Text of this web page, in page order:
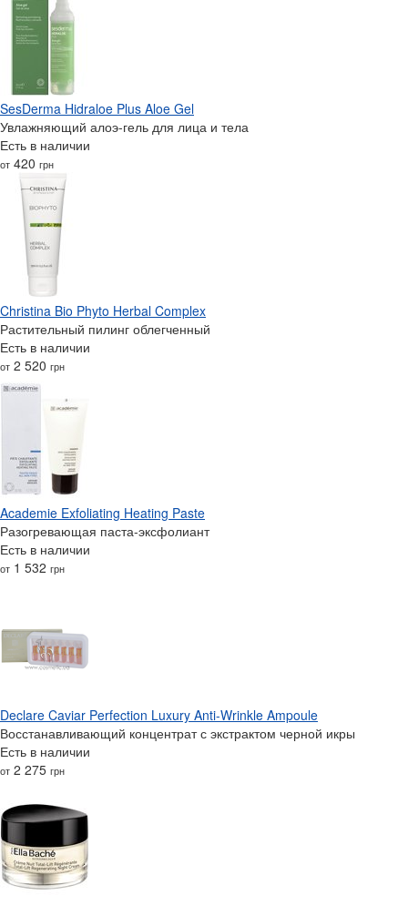
SesDerma Hidraloe Plus Aloe Gel
Увлажняющий алоэ-гель для лица и тела
Есть в наличии
от 420 грн
Christina Bio Phyto Herbal Complex
Растительный пилинг облегченный
Есть в наличии
от 2 520 грн
Academie Exfoliating Heating Paste
Разогревающая паста-эксфолиант
Есть в наличии
от 1 532 грн
Declare Caviar Perfection Luxury Anti-Wrinkle Ampoule
Восстанавливающий концентрат с экстрактом черной икры
Есть в наличии
от 2 275 грн